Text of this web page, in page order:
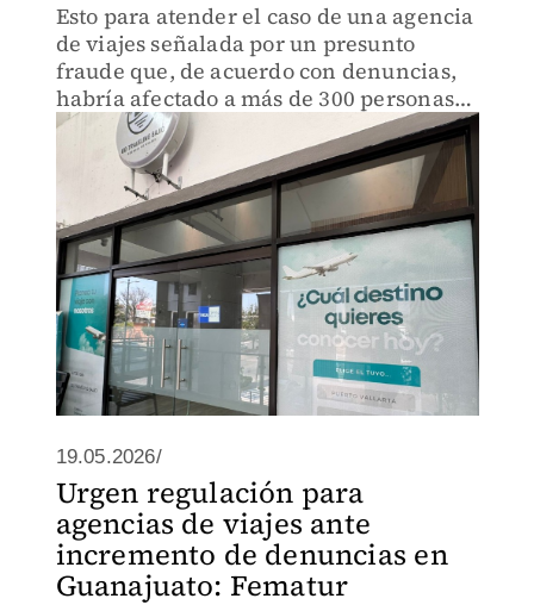
Esto para atender el caso de una agencia
de viajes señalada por un presunto
fraude que, de acuerdo con denuncias,
habría afectado a más de 300 personas
en el estado.
19.05.2026/
Urgen regulación para
agencias de viajes ante
incremento de denuncias en
Guanajuato: Fematur